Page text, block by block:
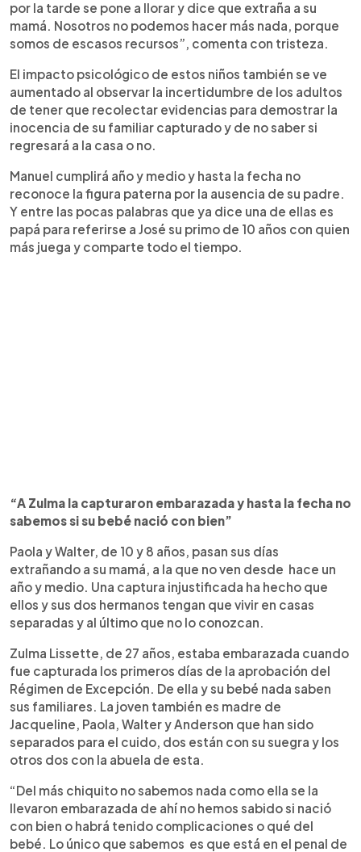
por la tarde se pone a llorar y dice que extraña a su
mamá. Nosotros no podemos hacer más nada, porque
somos de escasos recursos”, comenta con tristeza.
El impacto psicológico de estos niños también se ve
aumentado al observar la incertidumbre de los adultos
de tener que recolectar evidencias para demostrar la
inocencia de su familiar capturado y de no saber si
regresará a la casa o no.
Manuel cumplirá año y medio y hasta la fecha no
reconoce la figura paterna por la ausencia de su padre.
Y entre las pocas palabras que ya dice una de ellas es
papá para referirse a José su primo de 10 años con quien
más juega y comparte todo el tiempo.
“A Zulma la capturaron embarazada y hasta la fecha no
sabemos si su bebé nació con bien”
Paola y Walter, de 10 y 8 años, pasan sus días
extrañando a su mamá, a la que no ven desde hace un
año y medio. Una captura injustificada ha hecho que
ellos y sus dos hermanos tengan que vivir en casas
separadas y al último que no lo conozcan.
Zulma Lissette, de 27 años, estaba embarazada cuando
fue capturada los primeros días de la aprobación del
Régimen de Excepción. De ella y su bebé nada saben
sus familiares. La joven también es madre de
Jacqueline, Paola, Walter y Anderson que han sido
separados para el cuido, dos están con su suegra y los
otros dos con la abuela de esta.
“Del más chiquito no sabemos nada como ella se la
llevaron embarazada de ahí no hemos sabido si nació
con bien o habrá tenido complicaciones o qué del
bebé. Lo único que sabemos es que está en el penal de